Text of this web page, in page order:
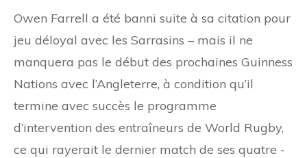
Owen Farrell a été banni suite à sa citation pour
jeu déloyal avec les Sarrasins – mais il ne
manquera pas le début des prochaines Guinness
Nations avec l’Angleterre, à condition qu’il
termine avec succès le programme
d’intervention des entraîneurs de World Rugby,
ce qui rayerait le dernier match de ses quatre -